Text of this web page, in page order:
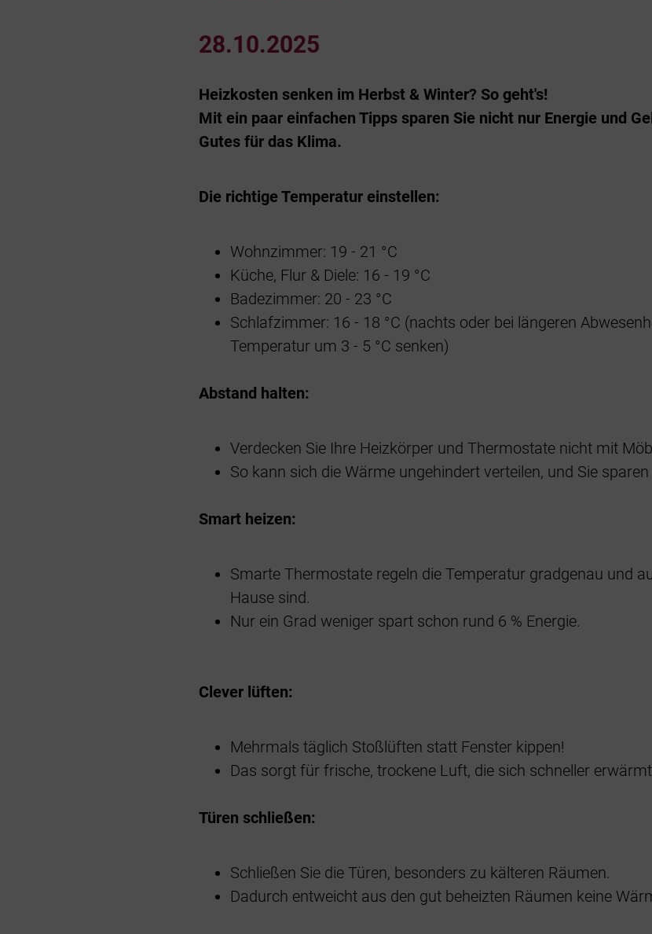
28.10.2025
Heizkosten senken im Herbst & Winter? So geht's!
Mit ein paar einfachen Tipps sparen Sie nicht nur Energie und
Gutes für das Klima.
Die richtige Temperatur einstellen:
Wohnzimmer: 19 - 21 °C
Küche, Flur & Diele: 16 - 19 °C
Badezimmer: 20 - 23 °C
Schlafzimmer: 16 - 18 °C (nachts oder bei längeren
Temperatur um 3 - 5 °C senken)
Abstand halten:
Verdecken Sie Ihre Heizkörper und Thermostate nicht mit
So kann sich die Wärme ungehindert verteilen, und Sie sparen
Smart heizen:
Smarte Thermostate regeln die Temperatur gradgenau und
Hause sind.
Nur ein Grad weniger spart schon rund 6 % Energie.
Clever lüften:
Mehrmals täglich Stoßlüften statt Fenster kippen!
Das sorgt für frische, trockene Luft, die sich schneller
Türen schließen:
Schließen Sie die Türen, besonders zu kälteren Räumen.
Dadurch entweicht aus den gut beheizten Räumen keine